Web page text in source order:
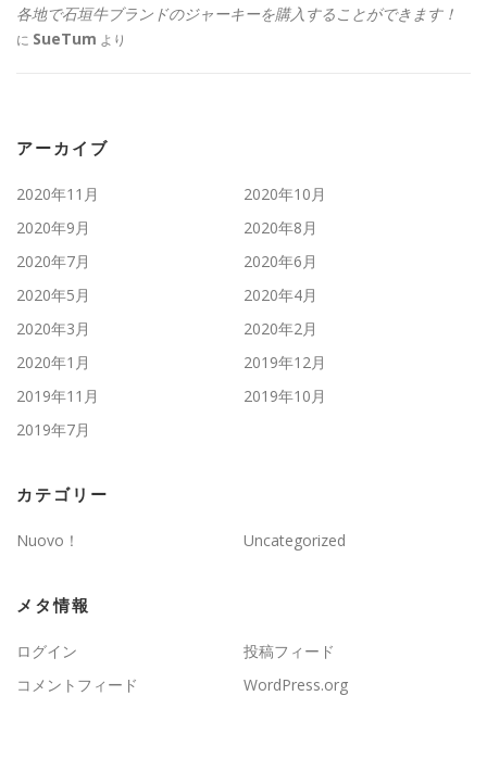
各地で石垣牛ブランドのジャーキーを購入することができます！
に SueTum より
アーカイブ
2020年11月
2020年10月
2020年9月
2020年8月
2020年7月
2020年6月
2020年5月
2020年4月
2020年3月
2020年2月
2020年1月
2019年12月
2019年11月
2019年10月
2019年7月
カテゴリー
Nuovo！ Uncategorized
メタ情報
ログイン
投稿フィード
コメントフィード
WordPress.org